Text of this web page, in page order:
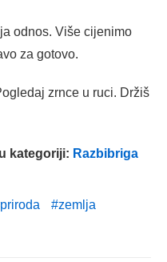
odnos. Više cijenimo
za gotovo.
zrnce u ruci. Držiš
kategoriji: Razbibriga
priroda zemlja